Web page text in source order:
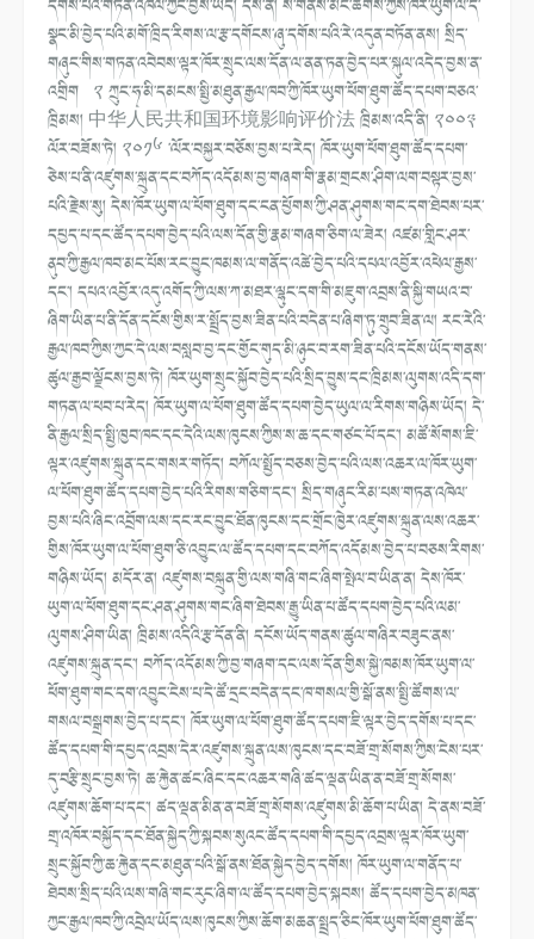
སྣང་མི་བྱེད་པའི་མགོ་ཁྲིད་རིགས་ལ་རྩ་དགོངས་ཞུ་དགོས་པའི་རེ་འདུན་བཏོན་ནས། སྲིད་
གཞུང་གིས་གཏན་འབེབས་ལྟར་ཁོར་སྲུང་ལས་དོན་ལ་ནན་ཏན་བྱེད་པར་སྐུལ་འདེད་བྱས་ན་
འགྲིག ༢ ཀྲུང་ཧྭ་མི་དམངས་སྤྱི་མཐུན་རྒྱལ་ཁབ་ཀྱི་ཁོར་ཡུག་ཕོག་ཐུག་ཚོད་དཔག་བཅའ་
ཁྲིམས། 中华人民共和国环境影响评价法 ཁྲིམས་འདི་ནི། ༢༠༠༣
ལོར་བཟོས་ཏེ། ༢༠༡༦ ་ལོར་བསྐྱར་བཅོས་བྱས་པ་རེད། ཁོར་ཡུག་ཕོག་ཐུག་ཚོད་དཔག་
ཅེས་པ་ནི་འཛུགས་སྐྲུན་དང་བཀོད་འདོམས་བྱ་གཞག་གི་རྣམ་གྲངས་ཤིག་ལག་བསྟར་བྱས་
པའི་རྗེས་སུ། དེས་ཁོར་ཡུག་ལ་ཕོག་ཐུག་དང་ངན་ཕྱོགས་ཀྱི་ཤན་ཤུགས་གང་དག་ཐེབས་པར་
དཔྱད་པ་དང་ཚོད་དཔག་བྱེད་པའི་ལས་དོན་གྱི་རྣམ་གཞག་ཅིག་ལ་ཟེར། འཛམ་གླིང་ཤར་
ནུབ་ཀྱི་རྒྱལ་ཁབ་མང་པོས་རང་བྱུང་ཁམས་ལ་གནོད་འཚེ་བྱེད་པའི་དཔལ་འབྱོར་འཕེལ་རྒྱས་
དང་། དཔའ་འབྱོར་འདུ་འགོད་ཀྱི་ལས་ཀ་མཐར་ལྷུང་དག་གི་མཇུག་འབྲས་ནི་སྐྱི་གཡའ་བ་
ཞིག་ཡིན་པ་ནི་དོན་དངོས་གྱིས་ར་སྤྲོད་བྱས་ཟིན་པའི་བདེན་པ་ཞིག་ཏུ་གྲུབ་ཟིན་ལ། རང་རེའི་
རྒྱལ་ཁབ་ཀྱིས་ཀྱང་དེ་ལས་བསླབ་བྱ་དང་གྱོང་གུད་མི་ཉུང་བ་རག་ཟིན་པའི་དངོས་ཡོད་གནས་
ཚུལ་རྒྱབ་ལྗོངས་བྱས་ཏེ། ཁོར་ཡུག་སྲུང་སྐྱོབ་བྱེད་པའི་སྲིད་བྱུས་དང་ཁྲིམས་ལུགས་འདི་དག་
གཏན་ལ་ཕབ་པ་རེད། ཁོར་ཡུག་ལ་ཕོག་ཐུག་ཚོད་དཔག་བྱེད་ཡུལ་ལ་རིགས་གཉིས་ཡོད། དེ་
ནི་རྒྱལ་སྲིད་སྤྱི་ཁྱབ་ཁང་དང་དེའི་ལས་ཁུངས་ཀྱིས་ས་ཆ་དང་གཙང་པོ་དང་། མཚོ་སོགས་ཇི་
ལྟར་འཛུགས་སྐྲུན་དང་གསར་གཏོད། བཀོལ་སྤྱོད་བཅས་བྱེད་པའི་ལས་འཆར་ལ་ཁོར་ཡུག་
ལ་ཕོག་ཐུག་ཚོད་དཔག་བྱེད་པའི་རིགས་གཅིག་དང་། སྲིད་གཞུང་རིམ་པས་གཏན་འཁེལ་
བྱས་པའི་ཞིང་འབྲོག་ལས་དང་རང་བྱུང་ཐོན་ཁུངས་དང་གྲོང་ཁྱེར་འཛུགས་སྐྲུན་ལས་འཆར་
གྱིས་ཁོར་ཡུག་ལ་ཕོག་ཐུག་ཅི་འབྱུང་ལ་ཚོད་དཔག་དང་བཀོད་འདོམས་བྱེད་པ་བཅས་རིགས་
གཉིས་ཡོད། མདོར་ན། འཛུགས་བསྐྲུན་གྱི་ལས་གཞི་གང་ཞིག་སྤེལ་བ་ཡིན་ན། དེས་ཁོར་
ཡུག་ལ་ཕོག་ཐུག་དང་ཤན་ཤུགས་གང་ཞིག་ཐེབས་རྒྱུ་ཡིན་པ་ཚོད་དཔག་བྱེད་པའི་ལམ་
ལུགས་ཤིག་ཡིན། ཁྲིམས་འདིའི་རྩ་དོན་ནི། དངོས་ཡོད་གནས་ཚུལ་གཞིར་བཟུང་ནས་
འཛུགས་སྐྲུན་དང་། བཀོད་འདོམས་ཀྱི་བྱ་གཞག་དང་ལས་དོན་གྱིས་སྐྱེ་ཁམས་ཁོར་ཡུག་ལ་
ཕོག་ཐུག་གང་དག་འབྱུང་ངེས་པ་དེ་ཚོ་དྲང་བདེན་དང་ཁ་གསལ་གྱི་སྒོ་ནས་སྤྱི་ཚོགས་ལ་
གསལ་བསྒྲགས་བྱེད་པ་དང་། ཁོར་ཡུག་ལ་ཕོག་ཐུག་ཚོད་དཔག་ཇི་ལྟར་བྱེད་དགོས་པ་དང་
ཚོད་དཔག་གི་དཔྱད་འབྲས་དེར་འཛུགས་སྐྲུན་ལས་ཁུངས་དང་བཟོ་གྲྭ་སོགས་ཀྱིས་ངེས་པར་
དུ་བརྩི་སྲུང་བྱས་ཏེ། ཆ་རྐྱེན་ཚང་ཞིང་དང་འཆར་གཞི་ཚད་ལྡན་ཡིན་ན་བཟོ་གྲྭ་སོགས་
འཛུགས་ཆོག་པ་དང་། ཚད་ལྡན་མིན་ན་བཟོ་གྲྭ་སོགས་འཛུགས་མི་ཆོག་པ་ཡིན། དེ་ནས་བཟོ་
གྲྭ་འཁོར་བསྐྱོད་དང་ཐོན་སྐྱེད་ཀྱི་སྐབས་སུའང་ཚོད་དཔག་གི་དཔྱད་འབྲས་ལྟར་ཁོར་ཡུག་
སྲུང་སྐྱོབ་ཀྱི་ཆ་རྐྱེན་དང་མཐུན་པའི་སྒོ་ནས་ཐོན་སྐྱེད་བྱེད་དགོས། ཁོར་ཡུག་ལ་གནོད་པ་
ཐེབས་སྲིད་པའི་ལས་གཞི་གང་རུང་ཞིག་ལ་ཚོད་དཔག་བྱེད་སྐབས། ཚོད་དཔག་བྱེད་མཁན་
ཀྱང་རྒྱལ་ཁབ་ཀྱི་འབྲེལ་ཡོད་ལས་ཁུངས་ཀྱིས་ཆོག་མཆན་སྤྲད་ཅིང་ཁོར་ཡུག་ཕོག་ཐུག་ཚོད་